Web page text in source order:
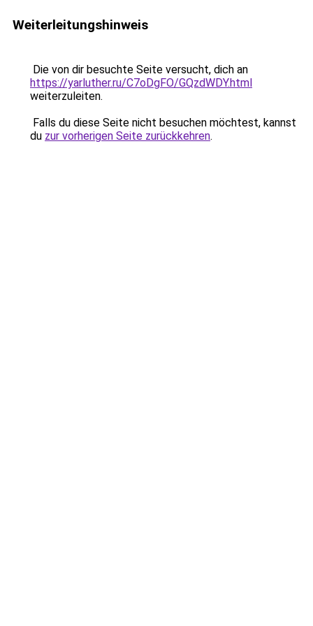
Weiterleitungshinweis
Die von dir besuchte Seite versucht, dich an
https://yarluther.ru/C7oDgFO/GQzdWDY.html
weiterzuleiten.
Falls du diese Seite nicht besuchen möchtest, kannst
du zur vorherigen Seite zurückkehren.